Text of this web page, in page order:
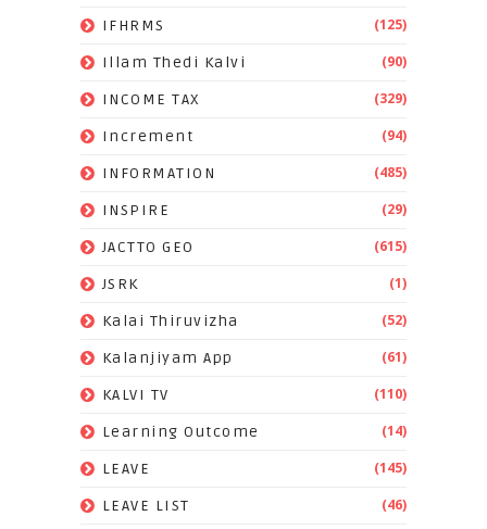
IFHRMS (125)
Illam Thedi Kalvi (90)
INCOME TAX (329)
Increment (94)
INFORMATION (485)
INSPIRE (29)
JACTTO GEO (615)
JSRK (1)
Kalai Thiruvizha (52)
Kalanjiyam App (61)
KALVI TV (110)
Learning Outcome (14)
LEAVE (145)
LEAVE LIST (46)